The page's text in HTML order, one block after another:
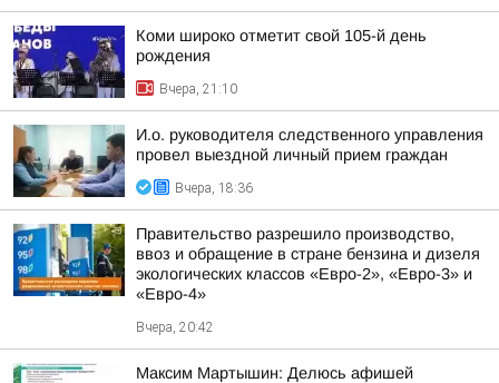
Коми широко отметит свой 105-й день
рождения
Вчера, 21:10
И.о. руководителя следственного управления
провел выездной личный прием граждан
Вчера, 18:36
Правительство разрешило производство,
ввоз и обращение в стране бензина и дизеля
экологических классов «Евро-2», «Евро-3» и
«Евро-4»
Вчера, 20:42
Максим Мартышин: Делюсь афишей